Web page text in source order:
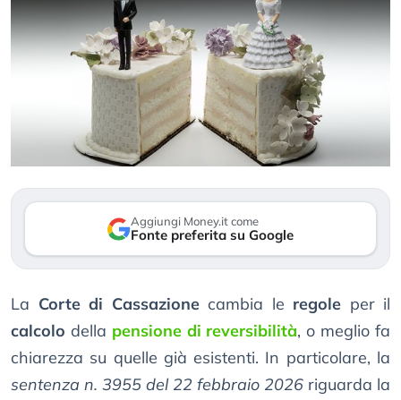
Aggiungi Money.it come
Fonte preferita su Google
La Corte di Cassazionecambia le regole per il
calcolo della pensione di reversibilità, o meglio fa
chiarezza su quelle già esistenti. In particolare, la
sentenza n. 3955 del 22 febbraio 2026 riguarda la